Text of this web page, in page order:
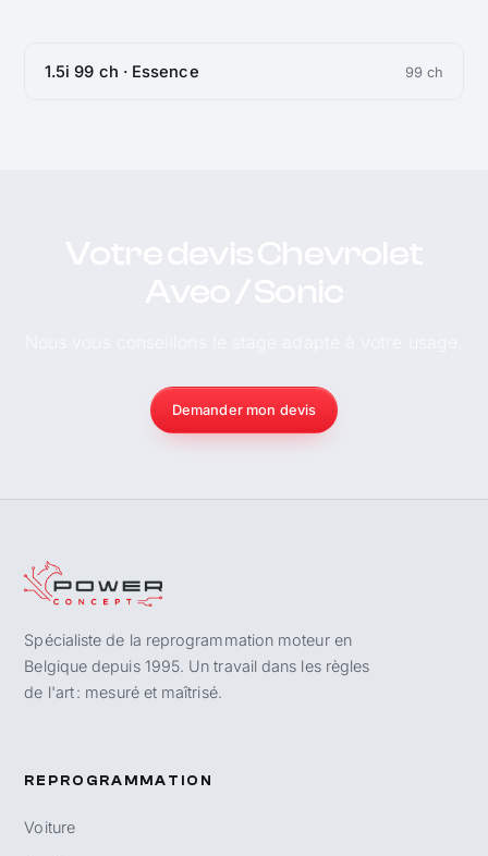
1.5i 99 ch · Essence 99 ch
Demander mon devis
Spécialiste de la reprogrammation moteur en
Belgique depuis 1995. Un travail dans les règles
de l'art : mesuré et maîtrisé.
REPROGRAMMATION
Voiture